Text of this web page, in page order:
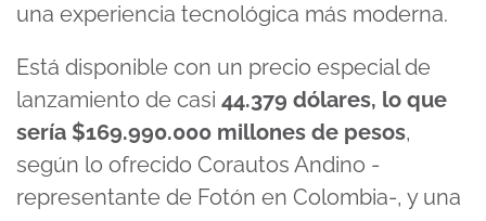
una experiencia tecnológica más moderna.
Está disponible con un precio especial de
lanzamiento de casi 44.379 dólares, lo que
sería $169.990.000 millones de pesos,
según lo ofrecido Corautos Andino -
representante de Fotón en Colombia-, y una